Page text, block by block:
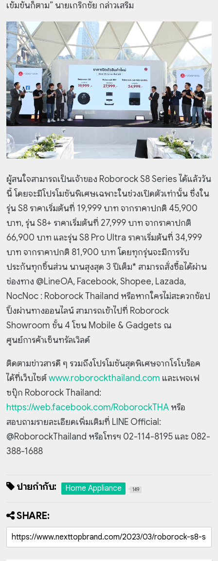
เข้มข้นก็ตาม” นายเกริกชัย กล่าวเสริม
ผู้สนใจสามารถเป็นเจ้าของ Roborock S8 Series ได้แล้ววัน
นี้ โดยจะมีโปรโมชันพิเศษเฉพาะในช่วงเปิดตัวเท่านั้น ซึ่งใน
รุ่น S8 ราคาเริ่มต้นที่ 19,999 บาท จากราคาปกติ 45,900
บาท, รุ่น S8+ ราคาเริ่มต้นที่ 27,999 บาท จากราคาปกติ
66,900 บาท และรุ่น S8 Pro Ultra ราคาเริ่มต้นที่ 34,999
บาท จากราคาปกติ 81,900 บาท โดยทุกรุ่นจะมีการรับ
ประกันทุกชิ้นส่วน นานสุงสุด 3 ปีเต็ม* สามารถสั่งซื้อได้ผ่าน
ช่องทาง @LineOA, Facebook, Shopee, Lazada,
NocNoc : Roborock Thailand หรือหากใครไม่สะดวกช้อป
ปิ้งผ่านทางออนไลน์ สามารถเข้าไปที่ Roborock
Showroom ชั้น 4 โซน Mobile & Gadgets ณ
ศูนย์การค้าเซ็นทรัลเวิลด์
ติดตามข่าวสารดี ๆ รวมถึงโปรโมชันสุดพิเศษจากโรโบร็อค
ได้ที่เว็บไซต์www.roborockthailand.com และเพจเฟ
ซบุ๊ก Roborock Thailand:
https://web.facebook.com/RoborockTHA หรือ
สอบถามรายละเอียดเพิ่มเติมที่ LINE Official:
@RoborockThailand หรือโทรฯ 02-114-8195 และ 082-
388-1688
ป้ายกำกับ: Home Appliance 149
SHARE: